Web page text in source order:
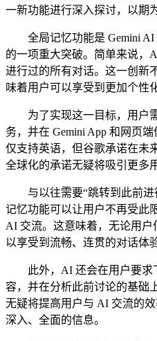
一新功能进行深入探讨，以期
全局记忆功能是 Gemini AI
的一项重大突破。简单来说，
进行过的所有对话。这一创新
味着用户可以享受到更加个性
为了实现这一目标，用户需
务，并在 Gemini App 和网页
仅支持英语，但谷歌承诺在未
全球化的承诺无疑将吸引更多
与以往需要“跳转到此前进
记忆功能可以让用户不再受此
AI 交流。这意味着，无论用户
以享受到流畅、连贯的对话体验
此外，AI 还会在用户要求
容，并在分析此前讨论的基础
无疑将提高用户与 AI 交流的
深入、全面的信息。